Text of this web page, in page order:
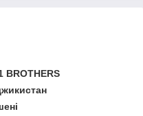
BROTHERS